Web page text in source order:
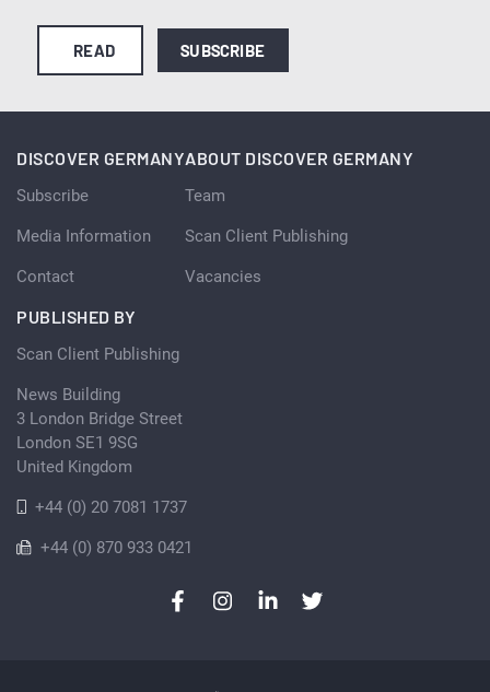
READ SUBSCRIBE
DISCOVER GERMANY
Subscribe
Media Information
Contact
ABOUT DISCOVER GERMANY
Team
Scan Client Publishing
Vacancies
PUBLISHED BY
Scan Client Publishing
News Building
3 London Bridge Street
London SE1 9SG
United Kingdom
+44 (0) 20 7081 1737
+44 (0) 870 933 0421